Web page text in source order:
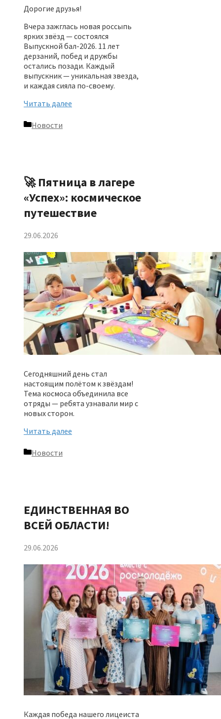
Дорогие друзья!
Вчера зажглась новая россыпь
ярких звёзд — состоялся
Выпускной бал-2026. 11 лет
дерзаний, побед и дружбы
остались позади. Каждый
выпускник — уникальная звезда,
и каждая сияла по-своему.
Читать далее
Рубрики
Новости
🚀 Пятница в лагере
«Успех»: космическое
путешествие
29.06.2026
Сегодняшний день стал
настоящим полётом к звёздам!
Тема космоса объединила все
отряды — ребята узнавали мир с
новых сторон.
Читать далее
Рубрики
Новости
ЕДИНСТВЕННАЯ ВО
ВСЕЙ ОБЛАСТИ!
29.06.2026
Каждая победа нашего лицеиста